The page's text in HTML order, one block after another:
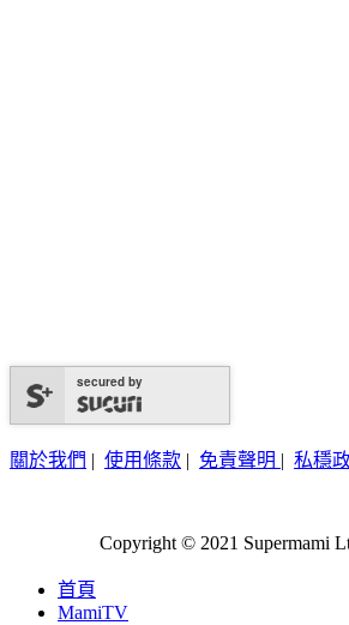
secured by
關於我們 | 使用條款 | 免責聲明 | 私穩
Copyright © 2021 Supermami
首頁
MamiTV